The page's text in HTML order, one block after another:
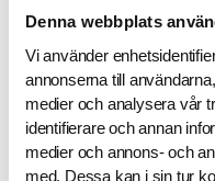
Denna webbplats
Vi använder
annonserna till
medier och analysera vår
identifierare och annan
medier och annons- och
med. Dessa kan i sin tur
Jag godkänner